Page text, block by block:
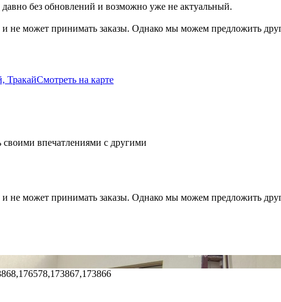
без обновлений и возможно уже не актуальный.
и не может принимать заказы. Однако мы можем предложить
ТракайСмотреть на карте
своими впечатлениями с другими
и не может принимать заказы. Однако мы можем предложить